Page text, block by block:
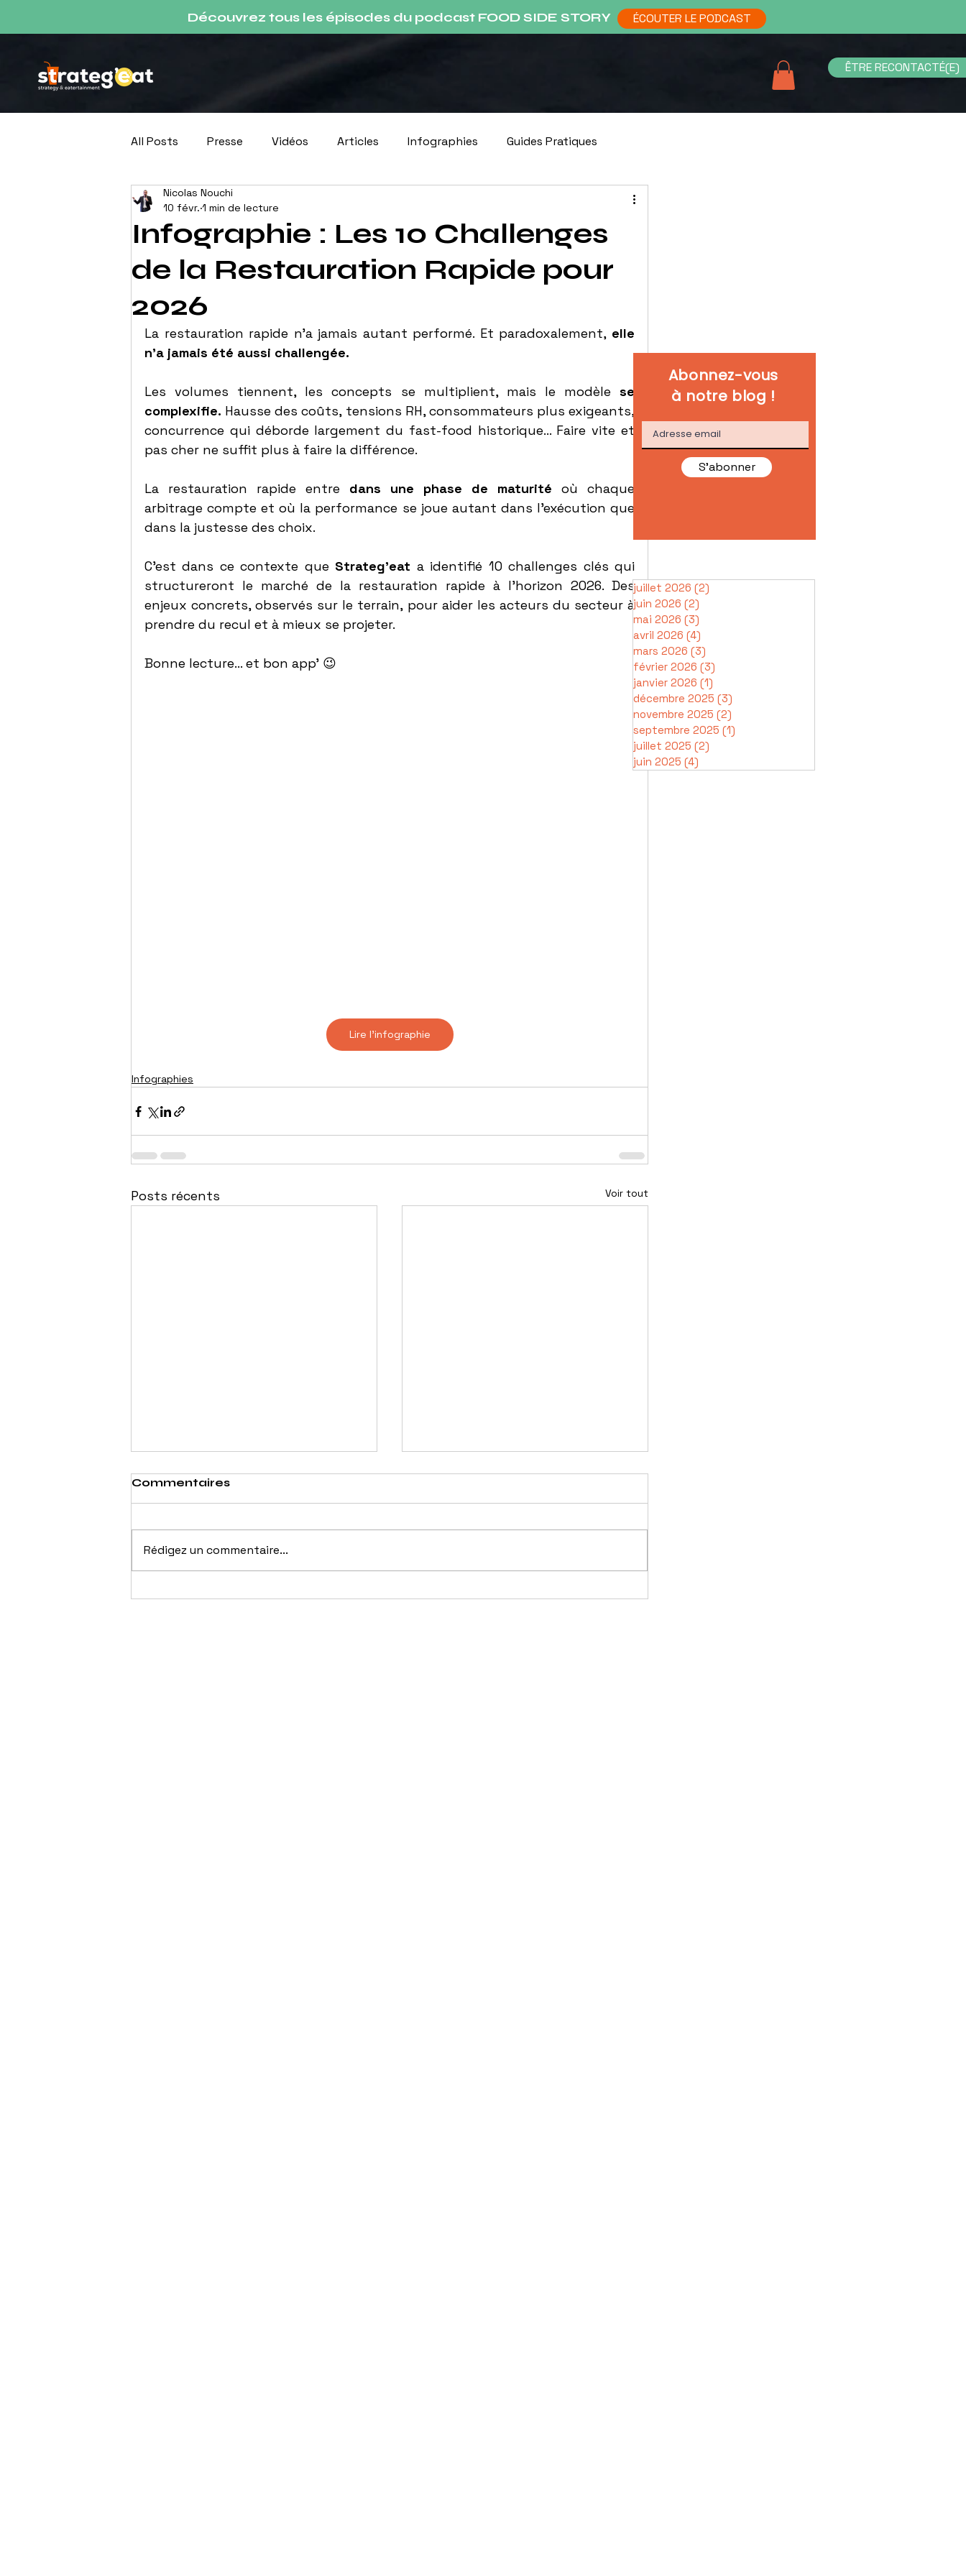
ÉCOUTER LE PODCAST
Découvrez tous les épisodes du podcast FOOD SIDE STORY
ÊTRE RECONTACTÉ(E)
All Posts Presse Vidéos Articles Infographies Guides Pratiques
Podcast
Infographie : Les 10 Challenges
de la Restauration Rapide pour
2026
Nicolas Nouchi
10 févr. 1 min de lecture
La restauration rapide n’a jamais autant performé. Et paradoxalement, elle
n’a jamais été aussi challengée.
Les volumes tiennent, les concepts se multiplient, mais le modèle se
complexifie. Hausse des coûts, tensions RH, consommateurs plus exigeants,
concurrence qui déborde largement du fast-food historique… Faire vite et
pas cher ne suffit plus à faire la différence.
La restauration rapide entre dans une phase de maturité où chaque
arbitrage compte et où la performance se joue autant dans l’exécution que
dans la justesse des choix.
C’est dans ce contexte que Strateg’eat a identifié 10 challenges clés qui
structureront le marché de la restauration rapide à l’horizon 2026. Des
enjeux concrets, observés sur le terrain, pour aider les acteurs du secteur à
prendre du recul et à mieux se projeter.
Bonne lecture… et bon app’ 😉
Lire l'infographie
Infographies
Posts récents Voir tout
Commentaires
Rédigez un commentaire...
Abonnez-vous
à notre blog !
S'abonner
juillet 2026 (2)
juin 2026 (2)
mai 2026 (3)
avril 2026 (4)
mars 2026 (3)
février 2026 (3)
janvier 2026 (1)
décembre 2025 (3)
novembre 2025 (2)
septembre 2025 (1)
juillet 2025 (2)
juin 2025 (4)